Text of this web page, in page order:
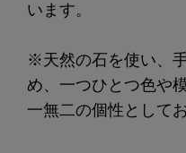
います。
※天然の石を使い、
め、一つひとつ色や
一無二の個性として